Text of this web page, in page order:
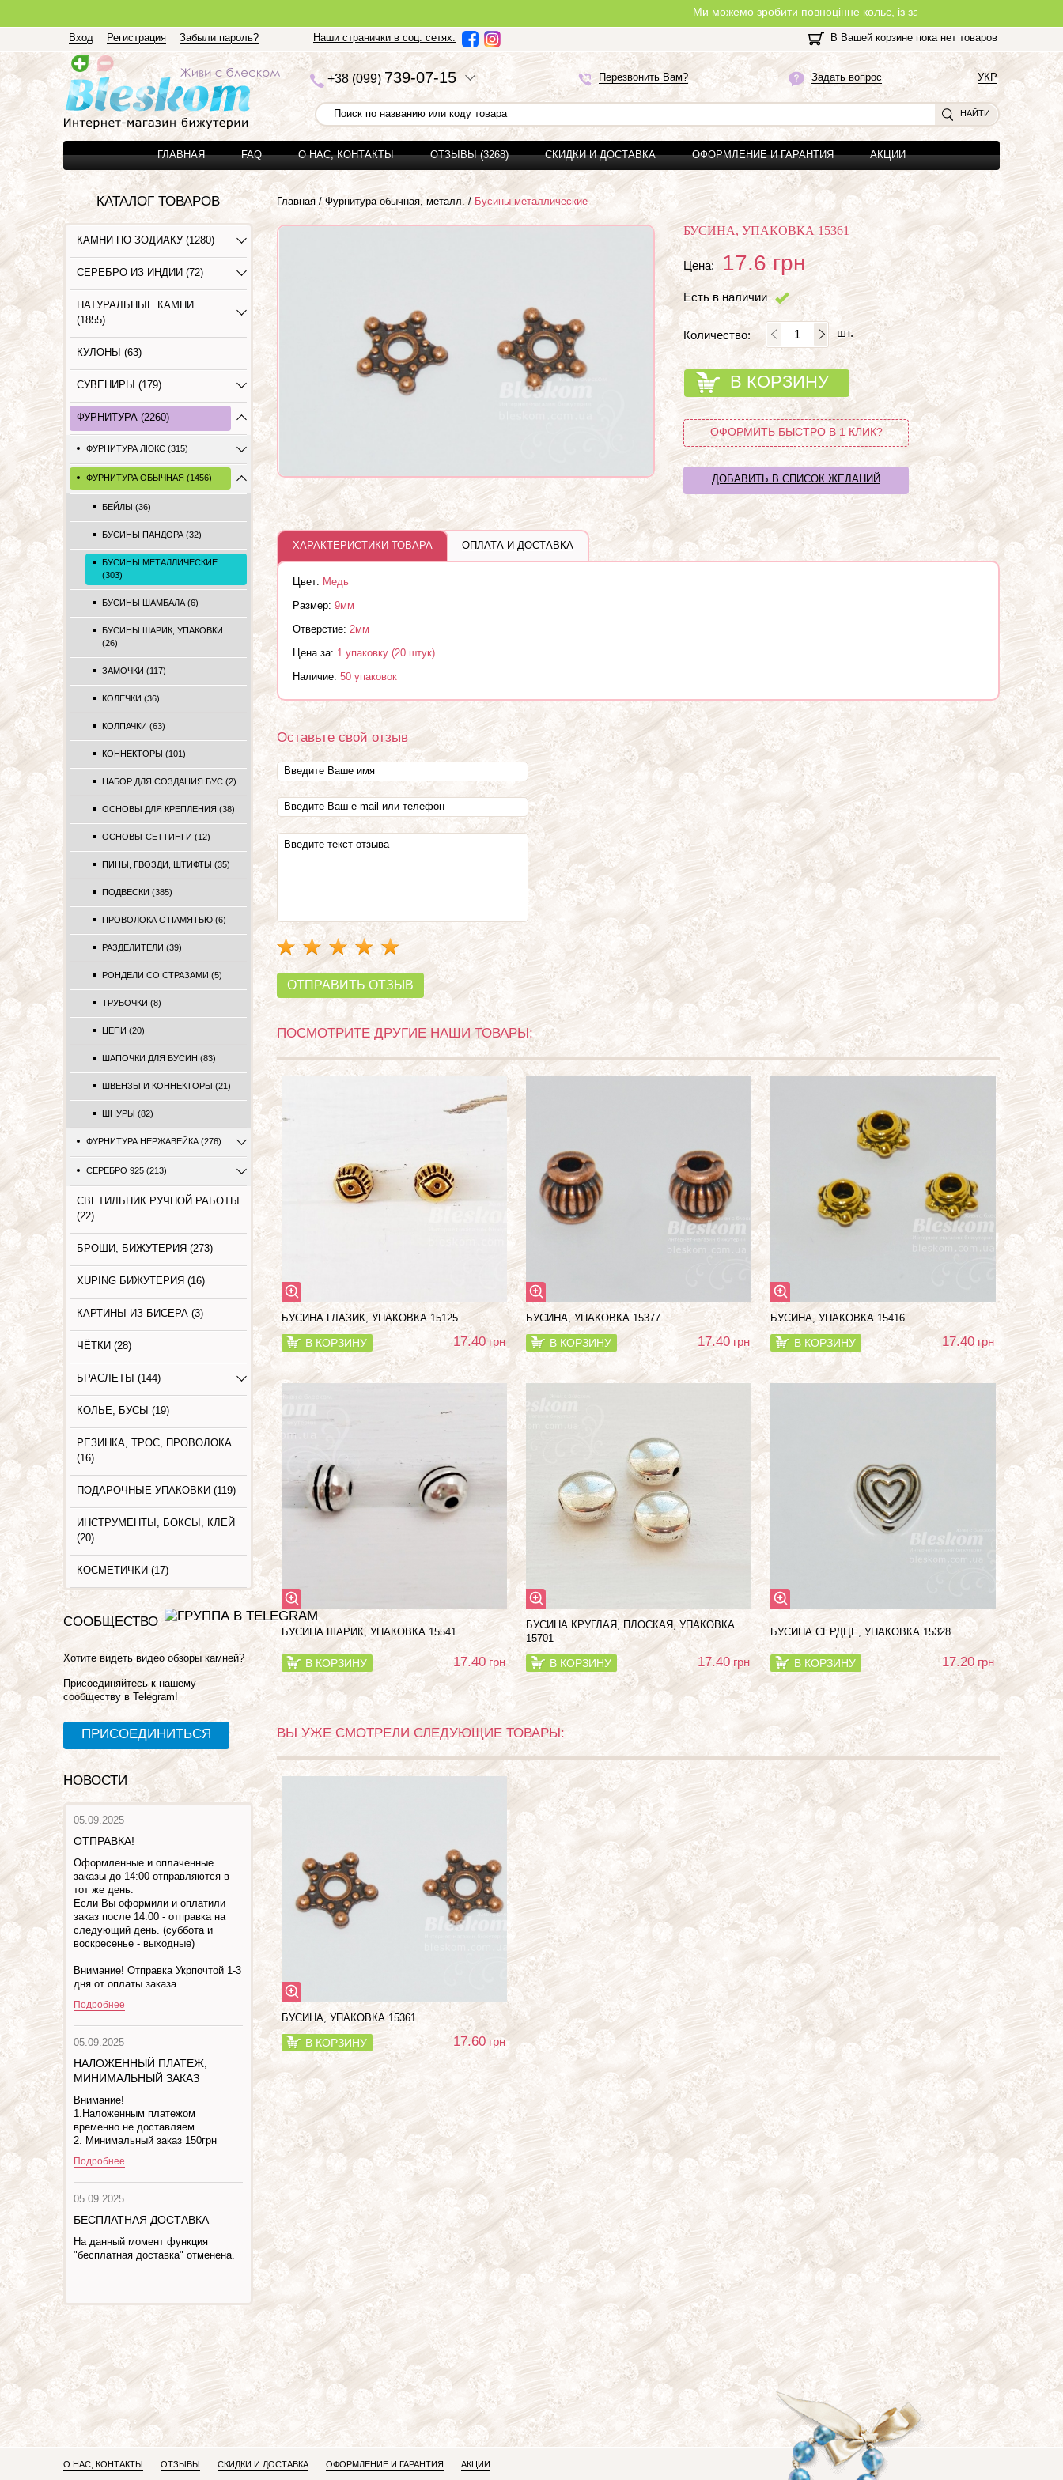
Ми можемо зробити повноцінне кольє, із замочком, з будь-якої нитки, яку Ви
Вход Регистрация Забыли пароль? Наши странички в соц. сетях: В Вашей корзине пока нет товаров
+38 (099)739-07-15 Задать вопрос
Перезвонить Вам? УКР
НАЙТИ
ГЛАВНАЯ FAQ О НАС, КОНТАКТЫ ОТЗЫВЫ (3268) СКИДКИ И ДОСТАВКА ОФОРМЛЕНИЕ И ГАРАНТИЯ АКЦИИ
КАТАЛОГ ТОВАРОВ
КАМНИ ПО ЗОДИАКУ (1280)
СЕРЕБРО ИЗ ИНДИИ (72)
НАТУРАЛЬНЫЕ КАМНИ
(1855)
КУЛОНЫ (63)
СУВЕНИРЫ (179)
ФУРНИТУРА (2260)
ФУРНИТУРА ЛЮКС (315)
ФУРНИТУРА ОБЫЧНАЯ (1456)
БЕЙЛЫ (36)
БУСИНЫ ПАНДОРА (32)
БУСИНЫ МЕТАЛЛИЧЕСКИЕ
(303)
БУСИНЫ ШАМБАЛА (6)
БУСИНЫ ШАРИК, УПАКОВКИ
(26)
ЗАМОЧКИ (117)
КОЛЕЧКИ (36)
КОЛПАЧКИ (63)
КОННЕКТОРЫ (101)
НАБОР ДЛЯ СОЗДАНИЯ БУС (2)
ОСНОВЫ ДЛЯ КРЕПЛЕНИЯ (38)
ОСНОВЫ-СЕТТИНГИ (12)
ПИНЫ, ГВОЗДИ, ШТИФТЫ (35)
ПОДВЕСКИ (385)
ПРОВОЛОКА С ПАМЯТЬЮ (6)
РАЗДЕЛИТЕЛИ (39)
РОНДЕЛИ СО СТРАЗАМИ (5)
ТРУБОЧКИ (8)
ЦЕПИ (20)
ШАПОЧКИ ДЛЯ БУСИН (83)
ШВЕНЗЫ И КОННЕКТОРЫ (21)
ШНУРЫ (82)
ФУРНИТУРА НЕРЖАВЕЙКА (276)
СЕРЕБРО 925 (213)
СВЕТИЛЬНИК РУЧНОЙ РАБОТЫ
(22)
БРОШИ, БИЖУТЕРИЯ (273)
XUPING БИЖУТЕРИЯ (16)
КАРТИНЫ ИЗ БИСЕРА (3)
ЧЁТКИ (28)
БРАСЛЕТЫ (144)
КОЛЬЕ, БУСЫ (19)
РЕЗИНКА, ТРОС, ПРОВОЛОКА
(16)
ПОДАРОЧНЫЕ УПАКОВКИ (119)
ИНСТРУМЕНТЫ, БОКСЫ, КЛЕЙ
(20)
КОСМЕТИЧКИ (17)
СООБЩЕСТВО
Хотите видеть видео обзоры камней?
Присоединяйтесь к нашему
сообществу в Telegram!
ПРИСОЕДИНИТЬСЯ
НОВОСТИ
05.09.2025
ОТПРАВКА!
Оформленные и оплаченные
заказы до 14:00 отправляются в
тот же день.
Если Вы оформили и оплатили
заказ после 14:00 - отправка на
следующий день. (суббота и
воскресенье - выходные)
Внимание! Отправка Укрпочтой 1-3
дня от оплаты заказа.
Подробнее
05.09.2025
НАЛОЖЕННЫЙ ПЛАТЕЖ,
МИНИМАЛЬНЫЙ ЗАКАЗ
Внимание!
1.Наложенным платежом
временно не доставляем
2. Минимальный заказ 150грн
Подробнее
05.09.2025
БЕСПЛАТНАЯ ДОСТАВКА
На данный момент функция
"бесплатная доставка" отменена.
Главная / Фурнитура обычная, металл. / Бусины металлические
БУСИНА, УПАКОВКА 15361
Цена: 17.6грн
Есть в наличии
Количество: шт.
В КОРЗИНУ
ОФОРМИТЬ БЫСТРО В 1 КЛИК?
ДОБАВИТЬ В СПИСОК ЖЕЛАНИЙ
ХАРАКТЕРИСТИКИ ТОВАРА ОПЛАТА И ДОСТАВКА
Цвет: Медь
Размер: 9мм
Отверстие: 2мм
Цена за: 1 упаковку (20 штук)
Наличие: 50 упаковок
Оставьте свой отзыв
ОТПРАВИТЬ ОТЗЫВ
ПОСМОТРИТЕ ДРУГИЕ НАШИ ТОВАРЫ:
БУСИНА ГЛАЗИК, УПАКОВКА 15125
В КОРЗИНУ 17.40грн
БУСИНА, УПАКОВКА 15377
В КОРЗИНУ 17.40 грн
БУСИНА, УПАКОВКА 15416
В КОРЗИНУ 17.40 грн
БУСИНА ШАРИК, УПАКОВКА 15541
В КОРЗИНУ 17.40 грн
БУСИНА КРУГЛАЯ, ПЛОСКАЯ, УПАКОВКА
15701
В КОРЗИНУ 17.40 грн
БУСИНА СЕРДЦЕ, УПАКОВКА 15328
В КОРЗИНУ 17.20 грн
ВЫ УЖЕ СМОТРЕЛИ СЛЕДУЮЩИЕ ТОВАРЫ:
БУСИНА, УПАКОВКА15361
В КОРЗИНУ 17.60 грн
О НАС, КОНТАКТЫ ОТЗЫВЫ СКИДКИ И ДОСТАВКА ОФОРМЛЕНИЕ И ГАРАНТИЯ АКЦИИ